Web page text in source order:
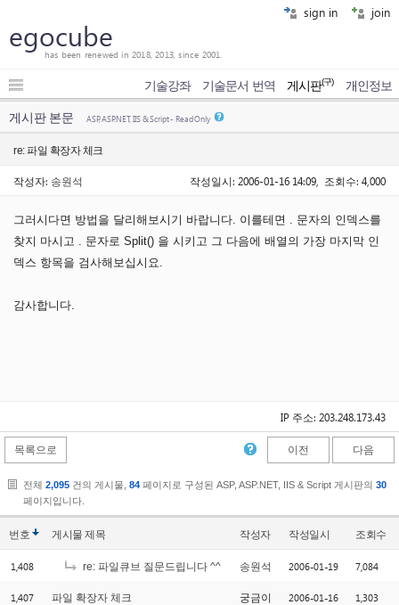
sign in join
egocube
has been renewed in 2018, 2013, since 2001.
기술강좌 기술문서 번역 게시판(구) 개인정보
게시판 본문 ASP, ASP.NET, IIS & Script - Read Only
re: 파일 확장자 체크
작성자: 송원석 작성일시: 2006-01-16 14:09, 조회수: 4,000
그러시다면 방법을 달리해보시기 바랍니다. 이를테면 . 문자의 인덱스를
찾지 마시고 . 문자로 Split() 을 시키고 그 다음에 배열의 가장 마지막 인
덱스 항목을 검사해보십시요.
감사합니다.
IP 주소: 203.248.173.43
목록으로 이전 다음
전체 2,095 건의 게시물, 84 페이지로 구성된 ASP, ASP.NET, IIS & Script 게시판의 30
페이지입니다.
번호 게시물제목 작성자 작성일시 조회수
1,408 re: 파일큐브 질문드립니다 ^^ 송원석 2006-01-19 7,084
1,407 파일 확장자 체크 궁금이 2006-01-16 1,303